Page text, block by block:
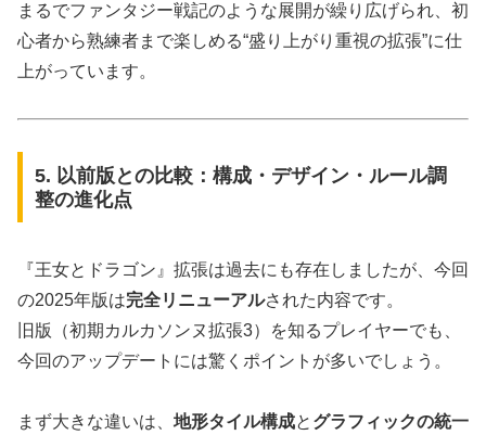
まるでファンタジー戦記のような展開が繰り広げられ、初
心者から熟練者まで楽しめる“盛り上がり重視の拡張”に仕
上がっています。
5. 以前版との比較：構成・デザイン・ルール調
整の進化点
『王女とドラゴン』拡張は過去にも存在しましたが、今回
の2025年版は完全リニューアルされた内容です。
旧版（初期カルカソンヌ拡張3）を知るプレイヤーでも、
今回のアップデートには驚くポイントが多いでしょう。
まず大きな違いは、 地形タイル構成と グラフィックの統一